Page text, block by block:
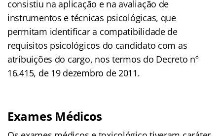
consistiu na aplicação e na avaliação de
instrumentos e técnicas psicológicas, que
permitam identificar a compatibilidade de
requisitos psicológicos do candidato com as
atribuições do cargo, nos termos do Decreto nº
16.415, de 19 dezembro de 2011.
Exames Médicos